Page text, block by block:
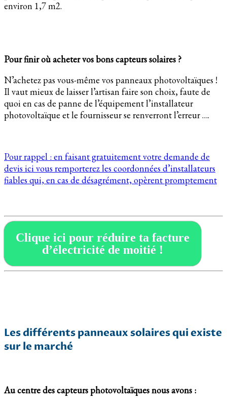
environ 1,7 m2.
Pour finir où acheter vos bons capteurs solaires ?
N’achetez pas vous-même vos panneaux photovoltaïques !
Il vaut mieux de laisser l’artisan faire son choix, faute de
quoi en cas de panne de l’équipement l’installateur
photovoltaïque et le fournisseur se renverront l’erreur ….
Pour rappel : en faisant gratuitement votre demande de
devis ici vous remporterez les coordonnées d’installateurs
fiables qui, en cas de désagrément, opèrent promptement
Clique ici pour réduire ta facture
d’électricité de moitié !
Les différents panneaux solaires qui existe
sur le marché
Au centre des capteurs photovoltaïques nous avons :